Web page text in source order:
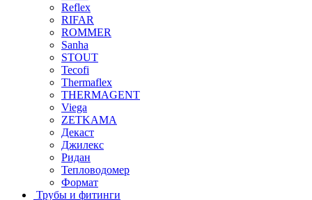
Reflex
RIFAR
ROMMER
Sanha
STOUT
Tecofi
Thermaflex
THERMAGENT
Viega
ZETKAMA
Декаст
Джилекс
Ридан
Тепловодомер
Формат
Трубы и фитинги